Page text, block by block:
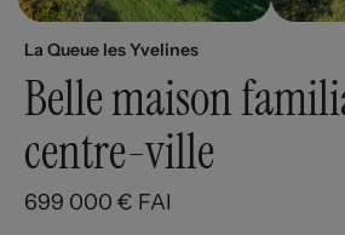
La Queue les Yvelines
Belle maison
centre-ville
699 000 € FAI